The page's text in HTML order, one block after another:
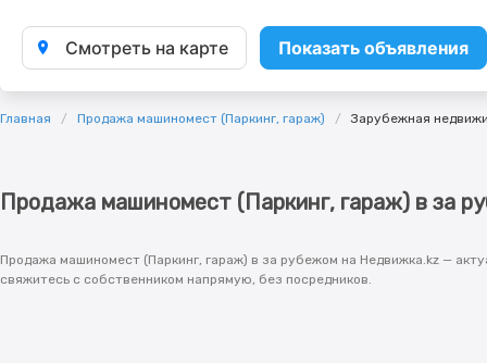
Смотреть на карте Показать объявления
Главная Продажа машиномест (Паркинг, гараж) Зарубежная
Продажа машиномест (Паркинг, гараж) в за
Продажа машиномест (Паркинг, гараж) в за рубежом на Недвижка.kz —
свяжитесь с собственником напрямую, без посредников.